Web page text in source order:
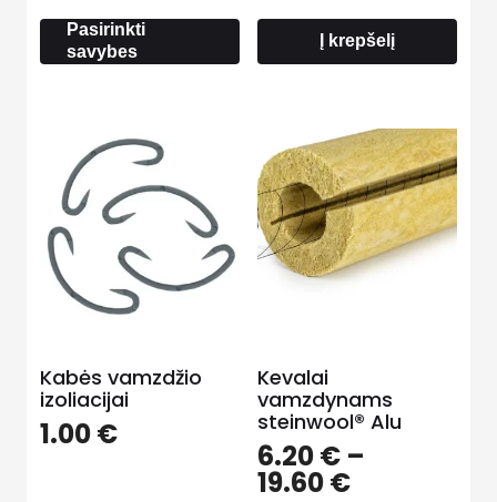
through
12.90 €
Pasirinkti
savybes
Į krepšelį
Kabės vamzdžio
izoliacijai
1.00€
Kevalai
vamzdynams
steinwool® Alu
6.20€ –
19.60€Price